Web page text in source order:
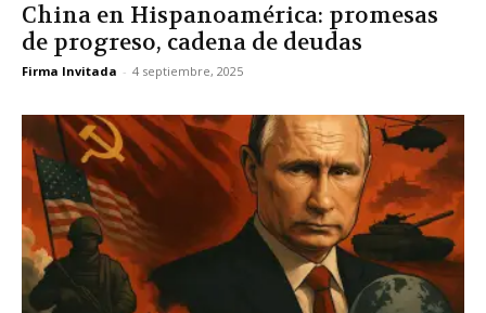
China en Hispanoamérica: promesas
de progreso, cadena de deudas
Firma Invitada - 4 septiembre, 2025